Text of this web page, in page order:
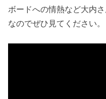
ボードへの情熱など大内
なのでぜひ見てください。